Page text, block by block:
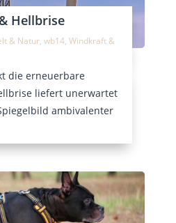
Hellbrise
& Natur, wb14, Windkraft &
die erneuerbare
liefert unerwartet
ambivalenter